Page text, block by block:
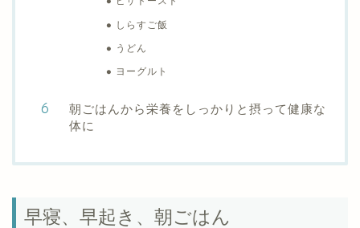
しらすご飯
うどん
ヨーグルト
朝ごはんから栄養をしっかりと摂って健康な
体に
早寝、早起き、朝ごはん